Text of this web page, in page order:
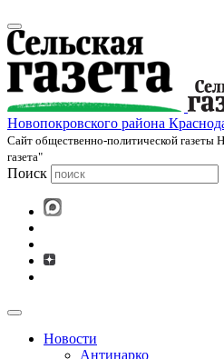
Новопокровского района
Cайт общественно-политической газеты
газета"
Поиск
Новости
Антинарко